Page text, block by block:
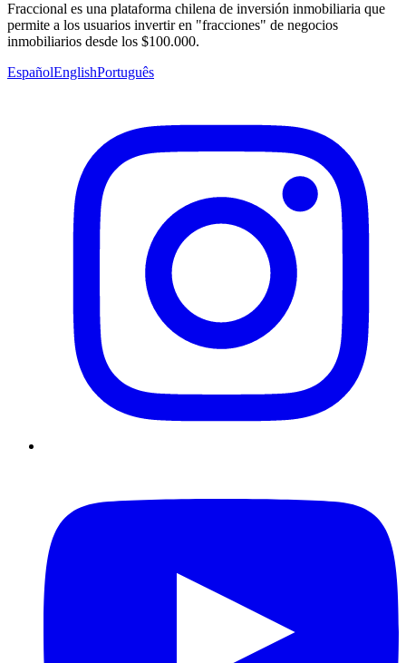
Fraccional es una plataforma chilena de inversión inmobiliaria que
permite a los usuarios invertir en "fracciones" de negocios
inmobiliarios desde los $100.000.
EspañolEnglishPortuguês